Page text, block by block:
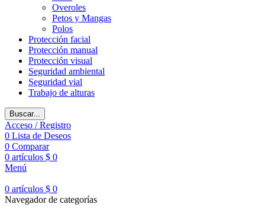
Overoles
Petos y Mangas
Polos
Protección facial
Protección manual
Protección visual
Seguridad ambiental
Seguridad vial
Trabajo de alturas
Buscar...
Acceso / Registro
0 Lista de Deseos
0 Comparar
0 artículos $ 0
Menú
0 artículos $ 0
Navegador de categorías